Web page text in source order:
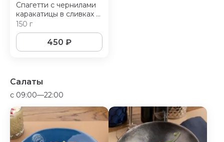
Спагетти с чернилами
каракатицы в сливках с
сыром пармезан
150 г
450 ₽
Салаты
c 09:00—22:00